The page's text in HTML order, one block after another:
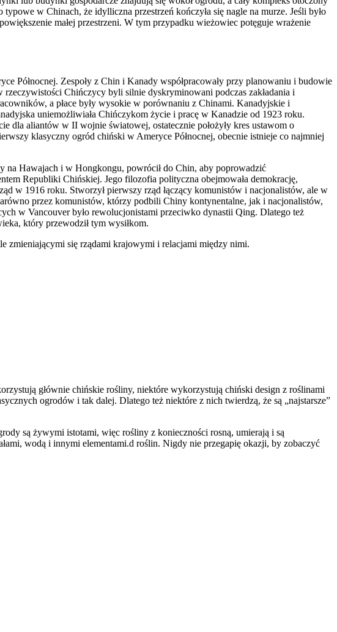
w Chinach, że idylliczna przestrzeń kończyła się nagle na murze. Jeśli było
małej przestrzeni. W tym przypadku wieżowiec potęguje wrażenie
Północnej. Zespoły z Chin i Kanady współpracowały przy planowaniu i budowie
Chińczycy byli silnie dyskryminowani podczas zakładania i
a płace były wysokie w porównaniu z Chinami. Kanadyjskie i
uniemożliwiała Chińczykom życie i pracę w Kanadzie od 1923 roku.
dla aliantów w II wojnie światowej, ostatecznie położyły kres ustawom o
klasyczny ogród chiński w Ameryce Północnej, obecnie istnieje co najmniej
na Hawajach i w Hongkongu, powrócił do Chin, aby poprowadzić
Republiki Chińskiej. Jego filozofia polityczna obejmowała demokrację,
w 1916 roku. Stworzył pierwszy rząd łączący komunistów i nacjonalistów, ale w
przez komunistów, którzy podbili Chiny kontynentalne, jak i nacjonalistów,
w Vancouver było rewolucjonistami przeciwko dynastii Qing. Dlatego też
który przewodził tym wysiłkom.
zmieniającymi się rządami krajowymi i relacjami między nimi.
głównie chińskie rośliny, niektóre wykorzystują chiński design z roślinami
ogrodów i tak dalej. Dlatego też niektóre z nich twierdzą, że są „najstarsze”
są żywymi istotami, więc rośliny z konieczności rosną, umierają i są
wodą i innymi elementami.d roślin. Nigdy nie przegapię okazji, by zobaczyć